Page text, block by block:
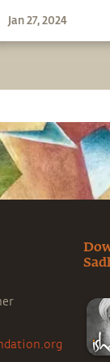
Jan 27, 2024